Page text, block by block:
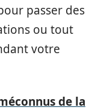
passer des
ou tout
votre
de la